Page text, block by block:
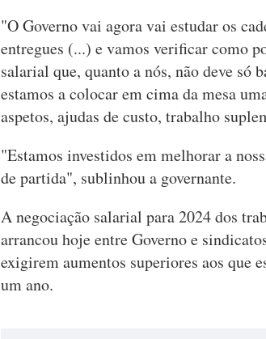
"O Governo vai agora vai estudar os
entregues (...) e vamos verificar como
salarial que, quanto a nós, não deve só
estamos a colocar em cima da mesa
aspetos, ajudas de custo, trabalho
"Estamos investidos em melhorar a
de partida", sublinhou a governante.
A negociação salarial para 2024 dos
arrancou hoje entre Governo e
exigirem aumentos superiores aos que
um ano.